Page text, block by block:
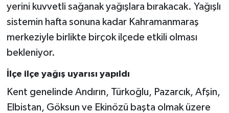
yerini kuvvetli sağanak yağışlara bırakacak. Yağışlı
sistemin hafta sonuna kadar Kahramanmaraş
merkeziyle birlikte birçok ilçede etkili olması
bekleniyor.
İlçe ilçe yağış uyarısı yapıldı
Kent genelinde Andırın, Türkoğlu, Pazarcık, Afşin,
Elbistan, Göksun ve Ekinözü başta olmak üzere
SİVİL TOPLUM
SEÇİM 2014
KİM KİMDİR
ÇEK GÖNDER